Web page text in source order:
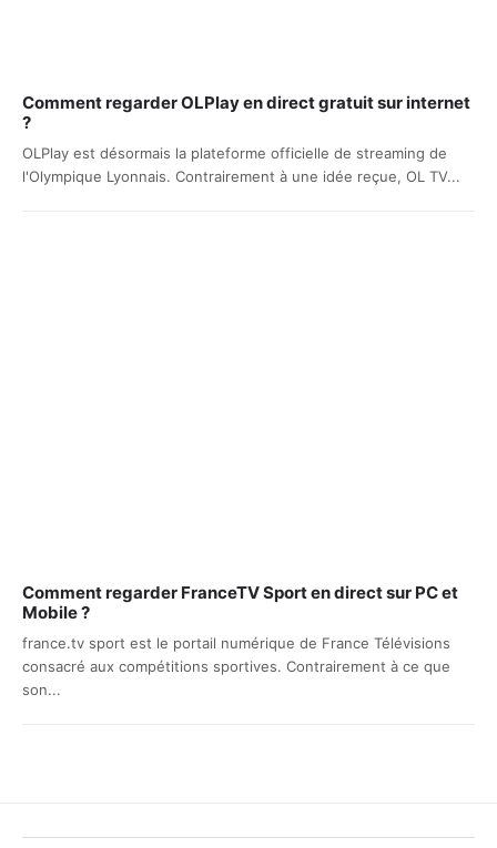
Comment regarder OLPlay en direct gratuit sur internet
?
OLPlay est désormais la plateforme officielle de streaming de
l'Olympique Lyonnais. Contrairement à une idée reçue, OL TV...
Comment regarder FranceTV Sport en direct sur PC et
Mobile ?
france.tv sport est le portail numérique de France Télévisions
consacré aux compétitions sportives. Contrairement à ce que
son...